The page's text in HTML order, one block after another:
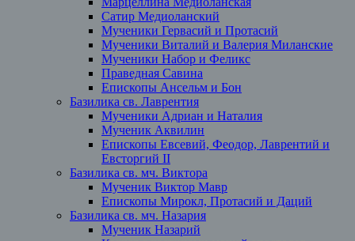
Сатир Медиоланский
Мученики Гервасий и Протасий
Мученики Виталий и Валерия Миланские
Мученики Набор и Феликс
Праведная Савина
Епископы Ансельм и Бон
Базилика св. Лаврентия
Мученики Адриан и Наталия
Мученик Аквилин
Епископы Евсевий, Феодор, Лаврентий и
Евсторгий II
Базилика св. мч. Виктора
Мученик Виктор Мавр
Епископы Мирокл, Протасий и Даций
Базилика св. мч. Назария
Мученик Назарий